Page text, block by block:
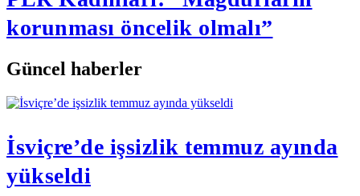
korunması öncelik olmalı”
Güncel haberler
İsviçre’de işsizlik temmuz ayında
yükseldi